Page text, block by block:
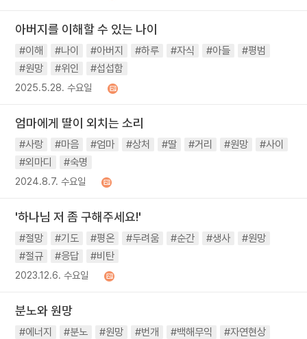
아버지를 이해할 수 있는 나이
#이해 #나이 #아버지 #하루 #자식 #아들
#평범
#원망
#위인 #섭섭함
2025.5.28. 수요일
엄마에게 딸이 외치는 소리
#사랑 #마음 #엄마 #상처 #딸 #거리 #원망
#사이
#외마디
#숙명
2024.8.7. 수요일
'하나님 저 좀 구해주세요!'
#절망 #기도 #평온 #두려움 #순간 #생사
#원망
#절규
#응답 #비탄
2023.12.6. 수요일
분노와 원망
#에너지 #분노 #원망 #번개 #백해무익
#자연현상